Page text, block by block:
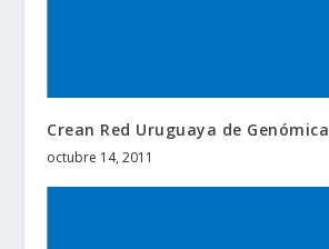
Crean Red Uruguaya de Genómica
octubre 14, 2011